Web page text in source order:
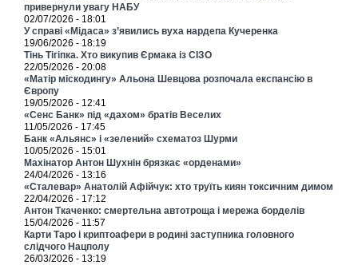
привернули увагу НАБУ
02/07/2026 - 18:01
У справі «Мідаса» з’явились вуха нардепа Кучеренка
19/06/2026 - 18:19
Тінь Тігіпка. Хто викупив Єрмака із СІЗО
22/05/2026 - 20:08
«Матір міскодингу» Альона Шевцова розпочала експансію в
Європу
19/05/2026 - 12:41
«Сенс Банк» під «дахом» братів Веселих
11/05/2026 - 17:45
Банк «Альянс» і «зелений» схематоз Шурми
10/05/2026 - 15:01
Махінатор Антон Шухнін брязкає «орденами»
24/04/2026 - 13:16
«Сталевар» Анатолій Афійчук: хто труїть киян токсичним димом
22/04/2026 - 17:12
Антон Ткаченко: смертельна автотроща і мережа борделів
15/04/2026 - 11:57
Карти Таро і криптоафери в родині заступника головного
слідчого Нацполу
26/03/2026 - 13:19